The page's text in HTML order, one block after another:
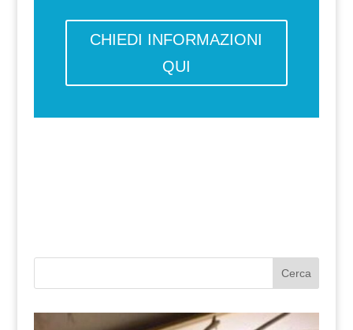
CHIEDI INFORMAZIONI
QUI
Cerca